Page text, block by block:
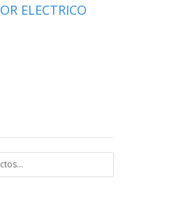
ELECTRICO